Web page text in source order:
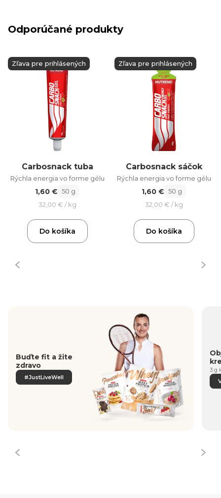
Odporúčané produkty
Zľava pre prihlásených
Carbosnack tuba
Rýchla energia vo forme gélu
1,60 € 50 g
32,00 € / kg
Do košíka
Zľava pre prihlásených
Carbosnack sáčok
Rýchla energia vo forme gélu
1,60 € 50 g
32,00 € / kg
Do košíka
Buďte fit a žite
zdravo
#JustLiveWell
3 g